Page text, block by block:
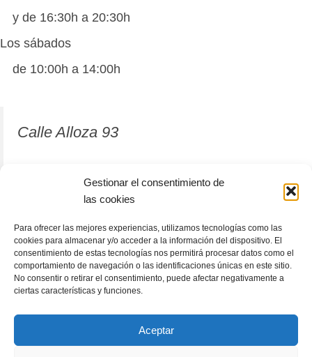
Gestionar el consentimiento de
las cookies
Para ofrecer las mejores experiencias, utilizamos tecnologías como las
cookies para almacenar y/o acceder a la información del dispositivo. El
consentimiento de estas tecnologías nos permitirá procesar datos como el
comportamiento de navegación o las identificaciones únicas en este sitio.
No consentir o retirar el consentimiento, puede afectar negativamente a
ciertas características y funciones.
Aceptar
y de 16:30h a 20:30h
Los sábados
de 10:00h a 14:00h
Calle Alloza 93
12001 Castellón de la Plana
964 81 37 63